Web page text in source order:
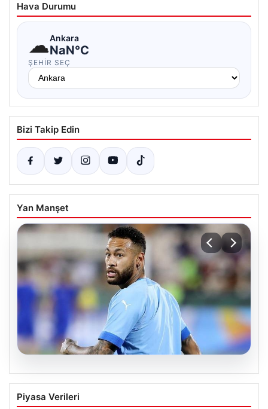
Hava Durumu
☁Ankara
NaN°C
ŞEHIR SEÇ
Bizi Takip Edin
Yan Manşet
05.08.2026
Neymar’ın maç sonrası gerginlik
yaşadığı anlar!
Piyasa Verileri